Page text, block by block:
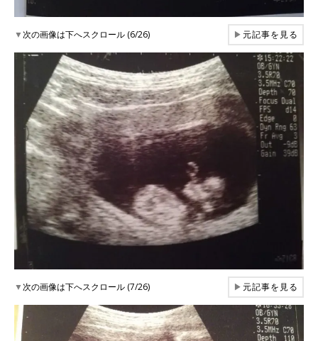
▼次の画像は下へスクロール (6/26) ▶元記事を見る
▼次の画像は下へスクロール (7/26) ▶元記事を見る